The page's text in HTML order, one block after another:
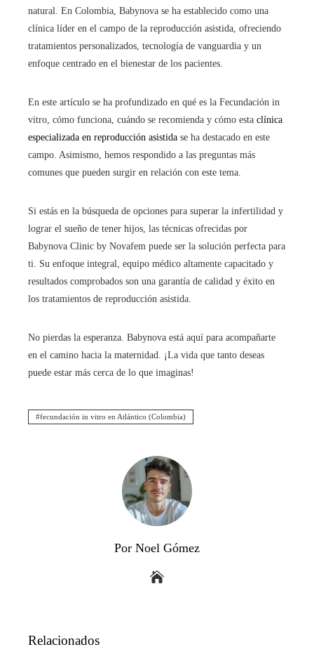
natural. En Colombia, Babynova se ha establecido como una
clínica líder en el campo de la reproducción asistida, ofreciendo
tratamientos personalizados, tecnología de vanguardia y un
enfoque centrado en el bienestar de los pacientes.
En este artículo se ha profundizado en qué es la Fecundación in
vitro, cómo funciona, cuándo se recomienda y cómo esta clínica
especializada en reproducción asistida se ha destacado en este
campo. Asimismo, hemos respondido a las preguntas más
comunes que pueden surgir en relación con este tema.
Si estás en la búsqueda de opciones para superar la infertilidad y
lograr el sueño de tener hijos, las técnicas ofrecidas por
Babynova Clinic by Novafem puede ser la solución perfecta para
ti. Su enfoque integral, equipo médico altamente capacitado y
resultados comprobados son una garantía de calidad y éxito en
los tratamientos de reproducción asistida.
No pierdas la esperanza. Babynova está aquí para acompañarte
en el camino hacia la maternidad. ¡La vida que tanto deseas
puede estar más cerca de lo que imaginas!
fecundación in vitro en Atlántico (Colombia)
Por Noel Gómez
Relacionados